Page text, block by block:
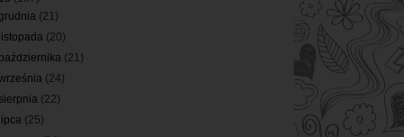
(21)
(20)
(21)
(24)
(22)
(25)